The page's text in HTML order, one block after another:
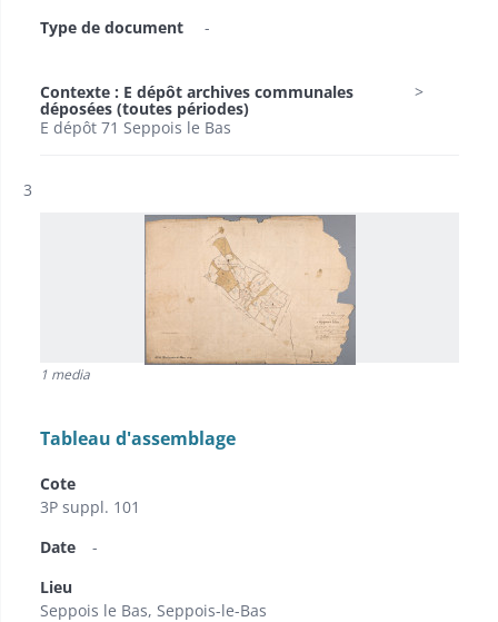
Type de document
-
Contexte : E dépôt archives communales
déposées (toutes périodes)
E dépôt 71 Seppois le Bas
Résultat n°
3
1 media
Tableau d'assemblage
Cote
3P suppl. 101
Date
-
Lieu
Seppois le Bas, Seppois-le-Bas